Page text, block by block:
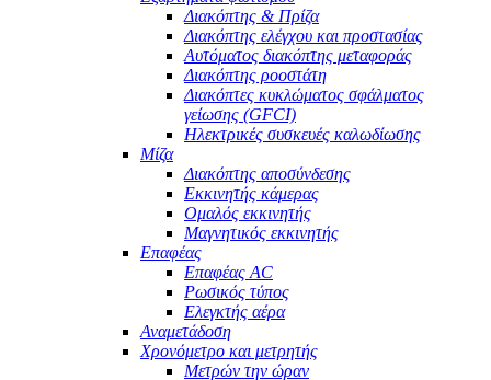
Διακόπτης & Πρίζα
Διακόπτης ελέγχου και προστασίας
Αυτόματος διακόπτης μεταφοράς
Διακόπτης ροοστάτη
Διακόπτες κυκλώματος σφάλματος
γείωσης (GFCI)
Ηλεκτρικές συσκευές καλωδίωσης
Μίζα
Διακόπτης αποσύνδεσης
Εκκινητής κάμερας
Ομαλός εκκινητής
Μαγνητικός εκκινητής
Επαφέας
Επαφέας AC
Ρωσικός τύπος
Ελεγκτής αέρα
Αναμετάδοση
Χρονόμετρο και μετρητής
Μετρών την ώραν